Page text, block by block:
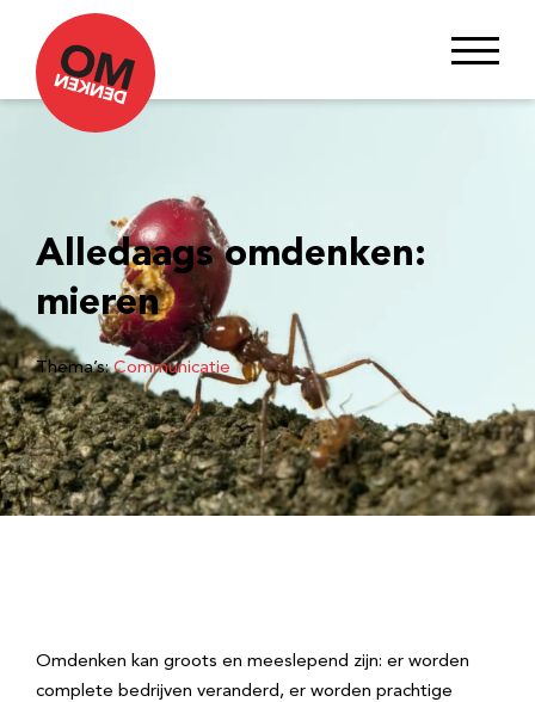
Alledaags omdenken:
mieren
Thema’s:Communicatie
Omdenken kan groots en meeslepend zijn: er worden
complete bedrijven veranderd, er worden prachtige